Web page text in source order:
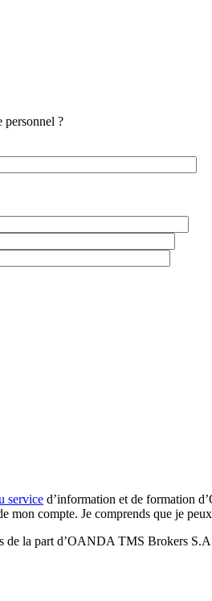
personnel ?
service d’information et de formation
mon compte. Je comprends que je
de la part d’OANDA TMS Brokers